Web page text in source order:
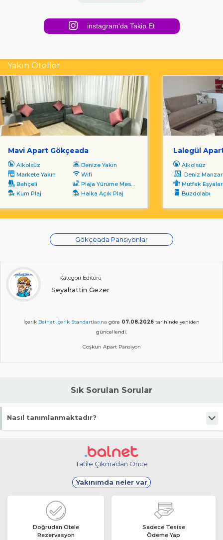
instagram'da Takip Et
Yakın Oteller
Mavi Apart Gökçeada
Alkolsüz
Denize Yakın
Markete Yakın
Wifi
Bahçeli
Plaja Yürüme Mesafesi
Kum Plaj
Halka Açık Plaj
Lalegül
Alkolsüz
Deniz
Mutfak
Buzdolabı
Gökçeada Pansiyonlar
Kategori Editörü
Seyahattin Gezer
İçerik Balnet İçerik Standartlarına göre 07.08.2026 tarihinde yeniden
güncellendi.
Coşkun Apart Pansiyon
Sık Sorulan Sorular
Nasıl tanımlanmaktadır?
Tesis Pansiyon statüsündedir.
Tatile Çıkmadan Önce
Yakınımda neler var
Doğrudan Otele
Rezervasyon
Sadece Tesise
Ödeme Yap